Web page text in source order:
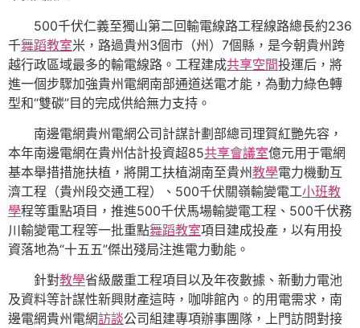
500千伏仁義至獨山第二回輸電線路工程線路總長約236
千舞蹈教室米，路過貴州3個市（州）7個縣，是今朝貴州跨
越行政區域最多的輸電線路。工程建成共享空間投運后，將
進一個步驟加強貴州電網南部通道送電才能，為動力綠色轉
型和“雙碳”目的完成供給無力支持。
南邊電網貴州電網公司計謀計劃部總司理賀紅艷先容，
本年南邊電網在貴州估計投資超85共享會議室億元用于電網
基本舉措措施扶植，將開工扶植湖南至貴州教學電力機動互
濟工程（貴州段交通工程）、500千伏關嶺輸變電工小班教
學程等重點項目，推進500千伏馬場輸變電工程、500千伏務
川輸變電工程等一批重點舞蹈教室項目建成投產，以有用投
資落地為“十五五”傑出殘局注進電力動能。
針對教學省級嚴重工程項目以及年夜數據、新動力電池
及資料等計謀性新興財產這時，咖啡館內。的用電需求，南
邊電網貴州電網訪談公司組建專項辦事團隊，上門訪問對接